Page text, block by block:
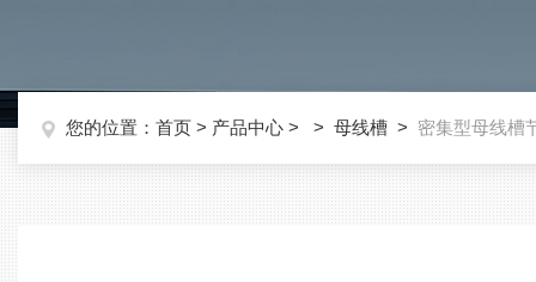
您的位置： 首页 > 产品中心 > > 母线槽 > 密集型母线槽